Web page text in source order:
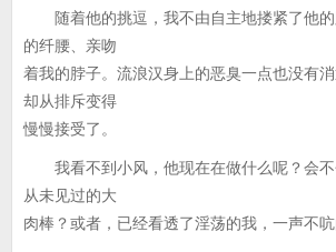
随着他的挑逗，我不由自主地搂紧了他的
的纤腰、亲吻
着我的脖子。流浪汉身上的恶臭一点也没有
却从排斥变得
慢慢接受了。
我看不到小风，他现在在做什么呢？会不
从未见过的大
肉棒？或者，已经看透了淫荡的我，一声不